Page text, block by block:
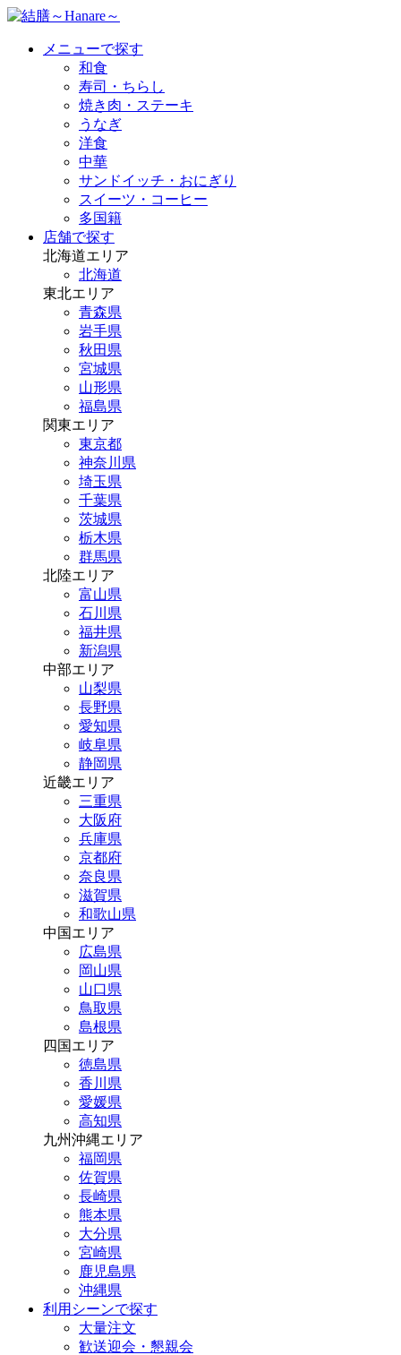
メニューで探す
和食
寿司・ちらし
焼き肉・ステーキ
うなぎ
洋食
中華
サンドイッチ・おにぎり
スイーツ・コーヒー
多国籍
店舗で探す
北海道エリア
北海道
東北エリア
青森県
岩手県
秋田県
宮城県
山形県
福島県
関東エリア
東京都
神奈川県
埼玉県
千葉県
茨城県
栃木県
群馬県
北陸エリア
富山県
石川県
福井県
新潟県
中部エリア
山梨県
長野県
愛知県
岐阜県
静岡県
近畿エリア
三重県
大阪府
兵庫県
京都府
奈良県
滋賀県
和歌山県
中国エリア
広島県
岡山県
山口県
鳥取県
島根県
四国エリア
徳島県
香川県
愛媛県
高知県
九州沖縄エリア
福岡県
佐賀県
長崎県
熊本県
大分県
宮崎県
鹿児島県
沖縄県
利用シーンで探す
大量注文
歓送迎会・懇親会